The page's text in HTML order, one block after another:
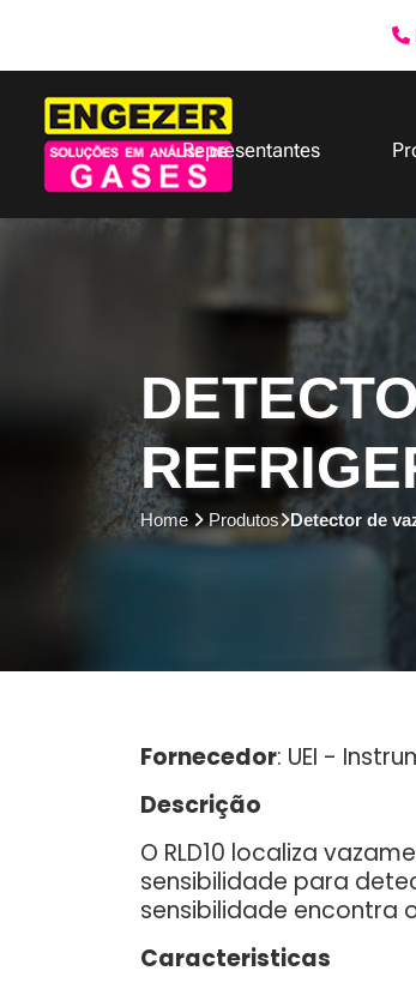
Representantes
Home Produtos Detector de
Fornecedor: UEI -
Descrição
O RLD10 localiza
sensibilidade para
sensibilidade encontra
Caracteristicas